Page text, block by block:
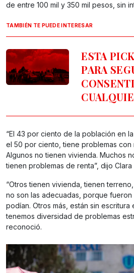
de entre 100 mil y 350 mil pesos, sin
TAMBIÉN TE PUEDE INTERESAR
ESTA
PARA
“El 43 por ciento de la población en
el 50 por ciento, tiene problemas con
Algunos no tienen vivienda. Muchos
tienen problemas de renta”, dijo Clara
“Otros tienen vivienda, tienen
no son las adecuadas, porque
podían. Otros más, están sin escritura
tenemos diversidad de problemas
reconoció.